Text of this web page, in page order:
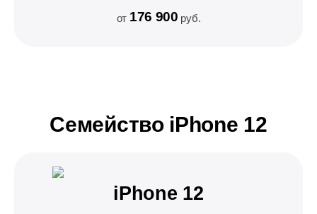
от 176 900 руб.
Семейство iPhone 12
iPhone 12